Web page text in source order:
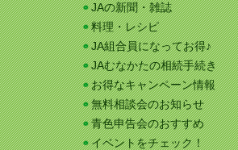
JAの新聞・雑誌
料理・レシピ
JA組合員になってお得♪
JAむなかたの相続手続き
お得なキャンペーン情報
無料相談会のお知らせ
青色申告会のおすすめ
イベントをチェック！